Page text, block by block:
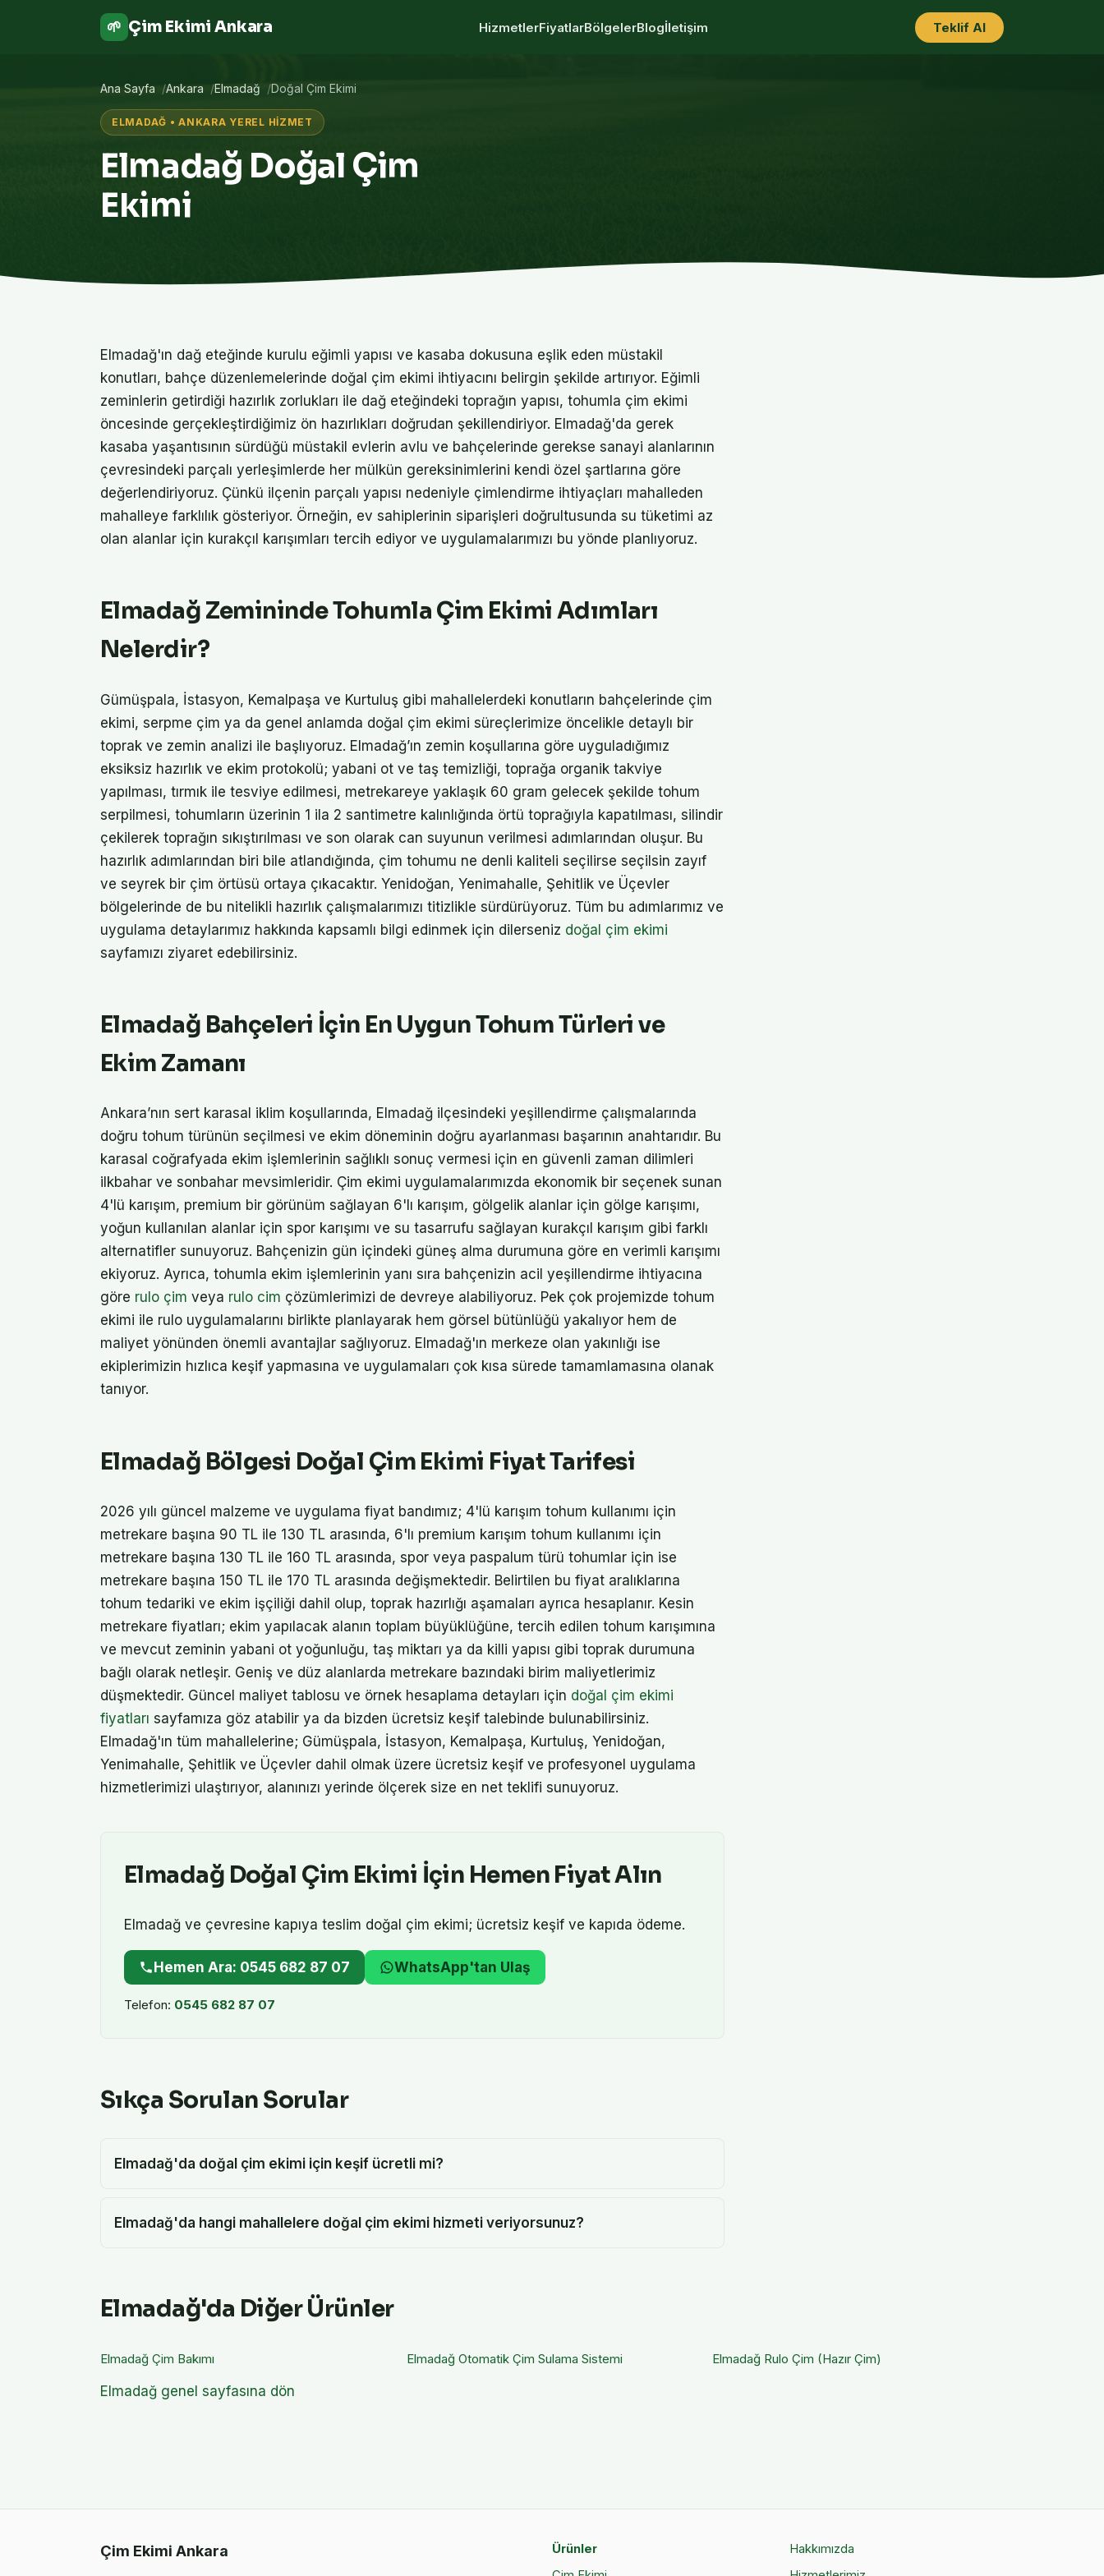
🌱 Çim Ekimi Ankara HizmetlerFiyatlarBölgelerBlogİletişim Teklif Al
Ana Sayfa Ankara Elmadağ Doğal Çim Ekimi
ELMADAĞ • ANKARA YEREL HIZMET
Elmadağ Doğal Çim
Ekimi
Elmadağ'ın dağ eteğinde kurulu eğimli yapısı ve kasaba dokusuna eşlik eden müstakil
konutları, bahçe düzenlemelerinde doğal çim ekimi ihtiyacını belirgin şekilde artırıyor. Eğimli
zeminlerin getirdiği hazırlık zorlukları ile dağ eteğindeki toprağın yapısı, tohumla çim ekimi
öncesinde gerçekleştirdiğimiz ön hazırlıkları doğrudan şekillendiriyor. Elmadağ'da gerek
kasaba yaşantısının sürdüğü müstakil evlerin avlu ve bahçelerinde gerekse sanayi alanlarının
çevresindeki parçalı yerleşimlerde her mülkün gereksinimlerini kendi özel şartlarına göre
değerlendiriyoruz. Çünkü ilçenin parçalı yapısı nedeniyle çimlendirme ihtiyaçları mahalleden
mahalleye farklılık gösteriyor. Örneğin, ev sahiplerinin siparişleri doğrultusunda su tüketimi az
olan alanlar için kurakçıl karışımları tercih ediyor ve uygulamalarımızı bu yönde planlıyoruz.
Elmadağ Zemininde Tohumla Çim Ekimi Adımları
Nelerdir?
Gümüşpala, İstasyon, Kemalpaşa ve Kurtuluş gibi mahallelerdeki konutların bahçelerinde çim
ekimi, serpme çim ya da genel anlamda doğal çim ekimi süreçlerimize öncelikle detaylı bir
toprak ve zemin analizi ile başlıyoruz. Elmadağ’ın zemin koşullarına göre uyguladığımız
eksiksiz hazırlık ve ekim protokolü; yabani ot ve taş temizliği, toprağa organik takviye
yapılması, tırmık ile tesviye edilmesi, metrekareye yaklaşık 60 gram gelecek şekilde tohum
serpilmesi, tohumların üzerinin 1 ila 2 santimetre kalınlığında örtü toprağıyla kapatılması, silindir
çekilerek toprağın sıkıştırılması ve son olarak can suyunun verilmesi adımlarından oluşur. Bu
hazırlık adımlarından biri bile atlandığında, çim tohumu ne denli kaliteli seçilirse seçilsin zayıf
ve seyrek bir çim örtüsü ortaya çıkacaktır. Yenidoğan, Yenimahalle, Şehitlik ve Üçevler
bölgelerinde de bu nitelikli hazırlık çalışmalarımızı titizlikle sürdürüyoruz. Tüm bu adımlarımız ve
uygulama detaylarımız hakkında kapsamlı bilgi edinmek için dilerseniz doğal çim ekimi
sayfamızı ziyaret edebilirsiniz.
Elmadağ Bahçeleri İçin En Uygun Tohum Türleri ve
Ekim Zamanı
Ankara’nın sert karasal iklim koşullarında, Elmadağ ilçesindeki yeşillendirme çalışmalarında
doğru tohum türünün seçilmesi ve ekim döneminin doğru ayarlanması başarının anahtarıdır. Bu
karasal coğrafyada ekim işlemlerinin sağlıklı sonuç vermesi için en güvenli zaman dilimleri
ilkbahar ve sonbahar mevsimleridir. Çim ekimi uygulamalarımızda ekonomik bir seçenek sunan
4'lü karışım, premium bir görünüm sağlayan 6'lı karışım, gölgelik alanlar için gölge karışımı,
yoğun kullanılan alanlar için spor karışımı ve su tasarrufu sağlayan kurakçıl karışım gibi farklı
alternatifler sunuyoruz. Bahçenizin gün içindeki güneş alma durumuna göre en verimli karışımı
ekiyoruz. Ayrıca, tohumla ekim işlemlerinin yanı sıra bahçenizin acil yeşillendirme ihtiyacına
göre rulo çim veya rulo cim çözümlerimizi de devreye alabiliyoruz. Pek çok projemizde tohum
ekimi ile rulo uygulamalarını birlikte planlayarak hem görsel bütünlüğü yakalıyor hem de
maliyet yönünden önemli avantajlar sağlıyoruz. Elmadağ'ın merkeze olan yakınlığı ise
ekiplerimizin hızlıca keşif yapmasına ve uygulamaları çok kısa sürede tamamlamasına olanak
tanıyor.
Elmadağ Bölgesi Doğal Çim Ekimi Fiyat Tarifesi
2026 yılı güncel malzeme ve uygulama fiyat bandımız; 4'lü karışım tohum kullanımı için
metrekare başına 90 TL ile 130 TL arasında, 6'lı premium karışım tohum kullanımı için
metrekare başına 130 TL ile 160 TL arasında, spor veya paspalum türü tohumlar için ise
metrekare başına 150 TL ile 170 TL arasında değişmektedir. Belirtilen bu fiyat aralıklarına
tohum tedariki ve ekim işçiliği dahil olup, toprak hazırlığı aşamaları ayrıca hesaplanır. Kesin
metrekare fiyatları; ekim yapılacak alanın toplam büyüklüğüne, tercih edilen tohum karışımına
ve mevcut zeminin yabani ot yoğunluğu, taş miktarı ya da killi yapısı gibi toprak durumuna
bağlı olarak netleşir. Geniş ve düz alanlarda metrekare bazındaki birim maliyetlerimiz
düşmektedir. Güncel maliyet tablosu ve örnek hesaplama detayları için doğal çim ekimi
fiyatları sayfamıza göz atabilir ya da bizden ücretsiz keşif talebinde bulunabilirsiniz.
Elmadağ'ın tüm mahallelerine; Gümüşpala, İstasyon, Kemalpaşa, Kurtuluş, Yenidoğan,
Yenimahalle, Şehitlik ve Üçevler dahil olmak üzere ücretsiz keşif ve profesyonel uygulama
hizmetlerimizi ulaştırıyor, alanınızı yerinde ölçerek size en net teklifi sunuyoruz.
Elmadağ Doğal Çim Ekimi İçin Hemen Fiyat Alın
Elmadağ ve çevresine kapıya teslim doğal çim ekimi; ücretsiz keşif ve kapıda ödeme.
Hemen Ara: 0545 682 87 07 WhatsApp'tan Ulaş
Telefon: 0545 682 87 07
Sıkça Sorulan Sorular
Elmadağ'da doğal çim ekimi için keşif ücretli mi?
Elmadağ'da hangi mahallelere doğal çim ekimi hizmeti veriyorsunuz?
Elmadağ'da Diğer Ürünler
Elmadağ Çim Bakımı Elmadağ Otomatik Çim Sulama Sistemi Elmadağ Rulo Çim (Hazır Çim)
Elmadağ genel sayfasına dön
Çim Ekimi Ankara
Ürünler
Hakkımızda